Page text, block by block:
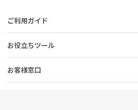
ご利用ガイド
お役立ちツール
お客様窓口